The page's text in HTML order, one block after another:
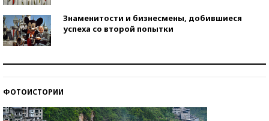
Знаменитости и бизнесмены, добившиеся
успеха со второй попытки
ФОТОИСТОРИИ